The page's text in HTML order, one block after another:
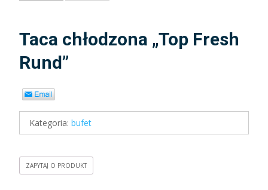
Taca chłodzona „Top Fresh
Rund”
Kategoria: bufet
ZAPYTAJ O PRODUKT